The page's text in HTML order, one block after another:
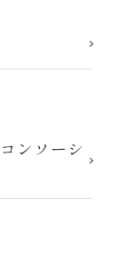
ンソーシ